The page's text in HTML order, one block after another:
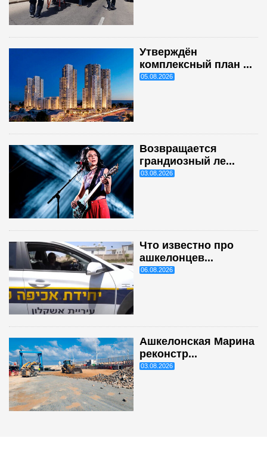
Утверждён
комплексный план ...
05.08.2026
Возвращается
грандиозный ле...
03.08.2026
Что известно про
ашкелонцев...
06.08.2026
Ашкелонская Марина
реконстр...
03.08.2026